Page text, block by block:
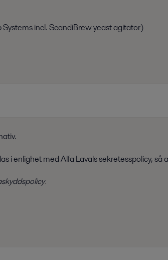
incl. ScandiBrew yeast agitator)
enlighet med Alfa Lavals sekretesspolicy, så
.